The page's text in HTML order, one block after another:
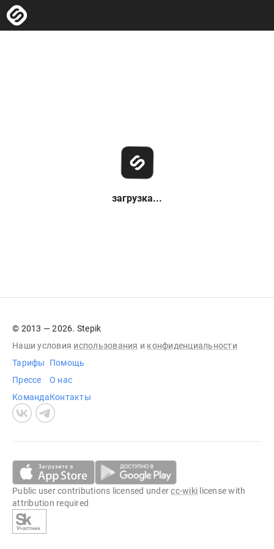
загрузка...
© 2013 — 2026. Stepik
Наши условия использования и конфиденциальности
Тарифы
Прессе
Команда
Помощь
О нас
Контакты
Public user contributions licensed undercc-wiki license with
attribution required